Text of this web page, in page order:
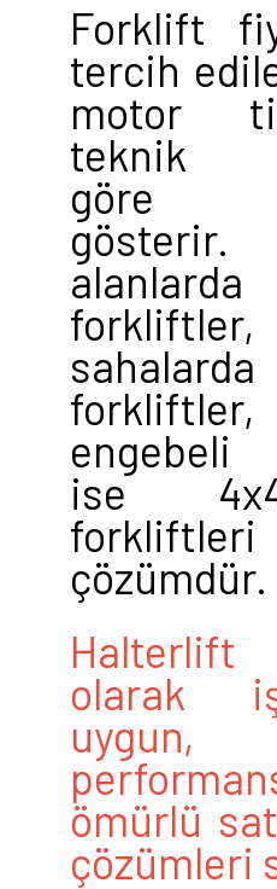
Forklift
tercih
motor
teknik
göre
engebeli
ise
çözümdür.
olarak
uygun,
ömürlü
çözümleri